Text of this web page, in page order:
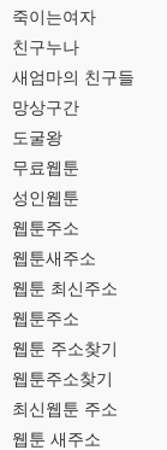
죽이는여자
친구누나
새엄마의 친구들
망상구간
도굴왕
무료웹툰
성인웹툰
웹툰주소
웹툰새주소
웹툰 최신주소
웹툰주소
웹툰 주소찾기
웹툰주소찾기
최신웹툰 주소
웹툰 새주소